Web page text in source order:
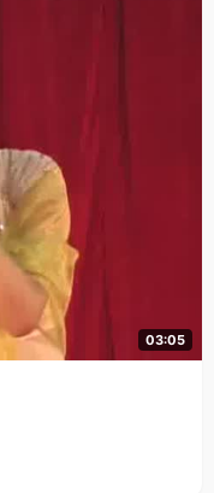
。都说三百六十行，行行
所斩获恩，这也算是一个
直害怕的分数。在同济大
出院的时候快接近期末考
休学，与其这样浪费时间不
于保险的考虑，爸爸妈妈都
不轻弹，但是高考的打击
不堪重负。连续一个多星
和班主任打电话，劝说他
，"当时就想，以我的实
在差吧"，夏诗耀的第二次
了理想再搏一次。 没有
，终于有了好的结果。此
习好那要靠勤
学习。课间十分钟，夏诗耀
们基本都是2：20才到学
我每天固定的做题时间，
芯总是比别人用的多，用得
好，作为高中阶段的一个纪
。"每次看到新的单词，好
继续用他那淡定的声音
候，我会把重点的大事情
比较方便分合"，夏诗耀称
清晰的串联起来，容易理
03:05